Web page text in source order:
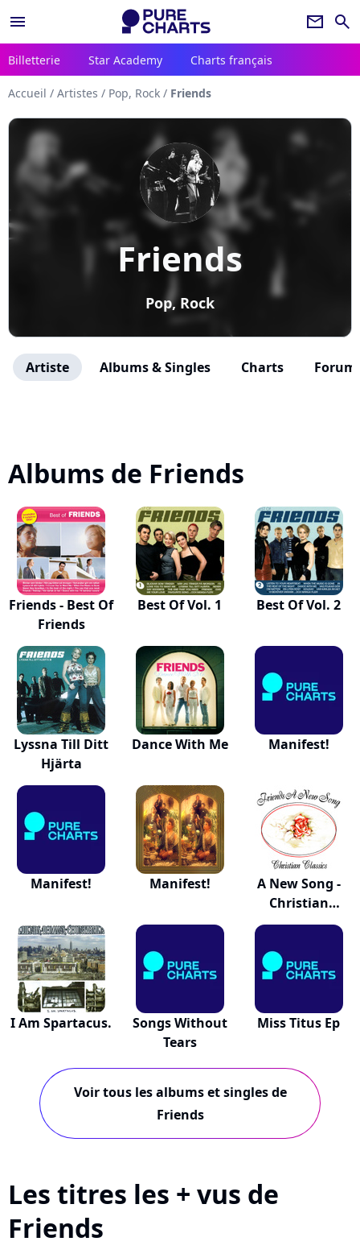
menu newsletter search
Billetterie Star Academy Charts français
Accueil / Artistes / Pop, Rock / Friends
Friends
Pop, Rock
Artiste Albums & Singles Charts
Albums de Friends
Friends - Best Of
Friends
Best Of Vol. 1 Best Of Vol. 2
Lyssna Till Ditt
Hjärta
Dance With Me Manifest!
Manifest! Manifest!
A New Song -
Christian
Classics
I Am Spartacus.
Songs Without
Tears
Miss Titus Ep
Voir tous les albums et singles de
Friends
Les titres les + vus de
Friends